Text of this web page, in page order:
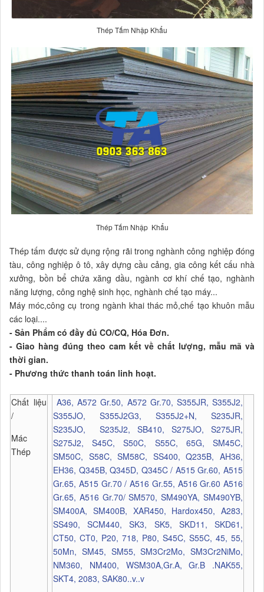
Thép Tấm Nhập Khẩu
Thép Tấm Nhập Khẩu
Thép tấm được sử dụng rộng rãi trong nghành công nghiệp đóng
tàu, công nghiệp ô tô, xây dựng cầu cảng, gia công kết cấu nhà
xưởng, bồn bể chứa xăng dầu, ngành cơ khí chế tạo, nghành
năng lượng, công nghệ sinh học, nghành chế tạo máy...
Máy móc,công cụ trong ngành khai thác mỏ,chế tạo khuôn mẫu
các loại....
- Sản Phẩm có đầy đủ CO/CQ, Hóa Đơn.
- Giao hàng đúng theo cam kết về chất lượng, mẫu mã và
thời gian.
- Phương thức thanh toán linh hoạt.
Chất liệu
/
Mác
Thép
A36, A572 Gr.50, A572 Gr.70, S355JR, S355J2,
S355JO, S355J2G3, S355J2+N, S235JR,
S235JO, S235J2, SB410, S275JO, S275JR,
S275J2, S45C, S50C, S55C, 65G, SM45C,
SM50C, S58C, SM58C, SS400, Q235B, AH36,
EH36, Q345B, Q345D, Q345C / A515 Gr.60, A515
Gr.65, A515 Gr.70 / A516 Gr.55, A516 Gr.60 A516
Gr.65, A516 Gr.70/ SM570, SM490YA, SM490YB,
SM400A, SM400B, XAR450, Hardox450, A283,
SS490, SCM440, SK3, SK5, SKD11, SKD61,
CT50, CT0, P20, 718, P80, S45C, S55C, 45, 55,
50Mn, SM45, SM55, SM3Cr2Mo, SM3Cr2NiMo,
NM360, NM400, WSM30A,Gr.A, Gr.B .NAK55,
SKT4, 2083, SAK80..v..v